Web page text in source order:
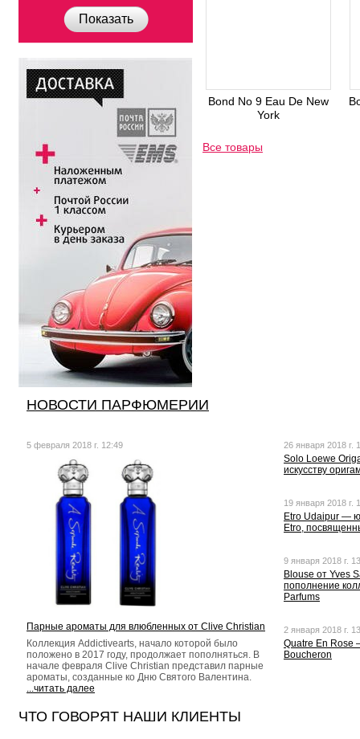
Bond No 9 Eau De New
York
Все товары
Показать
НОВОСТИ ПАРФЮМЕРИИ
5 февраля 2018 г. 12:49
Парные ароматы для влюбленных от Clive Christian
Коллекция Addictivearts, начало которой было
положено в 2017 году, продолжает пополняться. В
начале февраля Clive Christian представил парные
ароматы, созданные ко Дню Святого Валентина.
...читать далее
26 января 2018 г.
Solo Loewe
искусству
19 января 2018 г.
Etro Udaipur —
Etro,
9 января 2018 г.
Blouse от Yves
пополнение
Parfums
2 января 2018 г.
Quatre En Rose
Boucheron
ЧТО ГОВОРЯТ НАШИ КЛИЕНТЫ